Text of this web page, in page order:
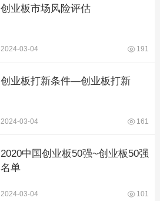
创业板市场风险评估
2024-03-04 191
创业板打新条件—创业板打新
2024-03-04 161
2020中国创业板50强~创业板50强
名单
2024-03-04 101